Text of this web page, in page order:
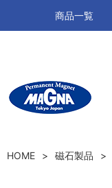
商品一覧
HOME 磁石製品